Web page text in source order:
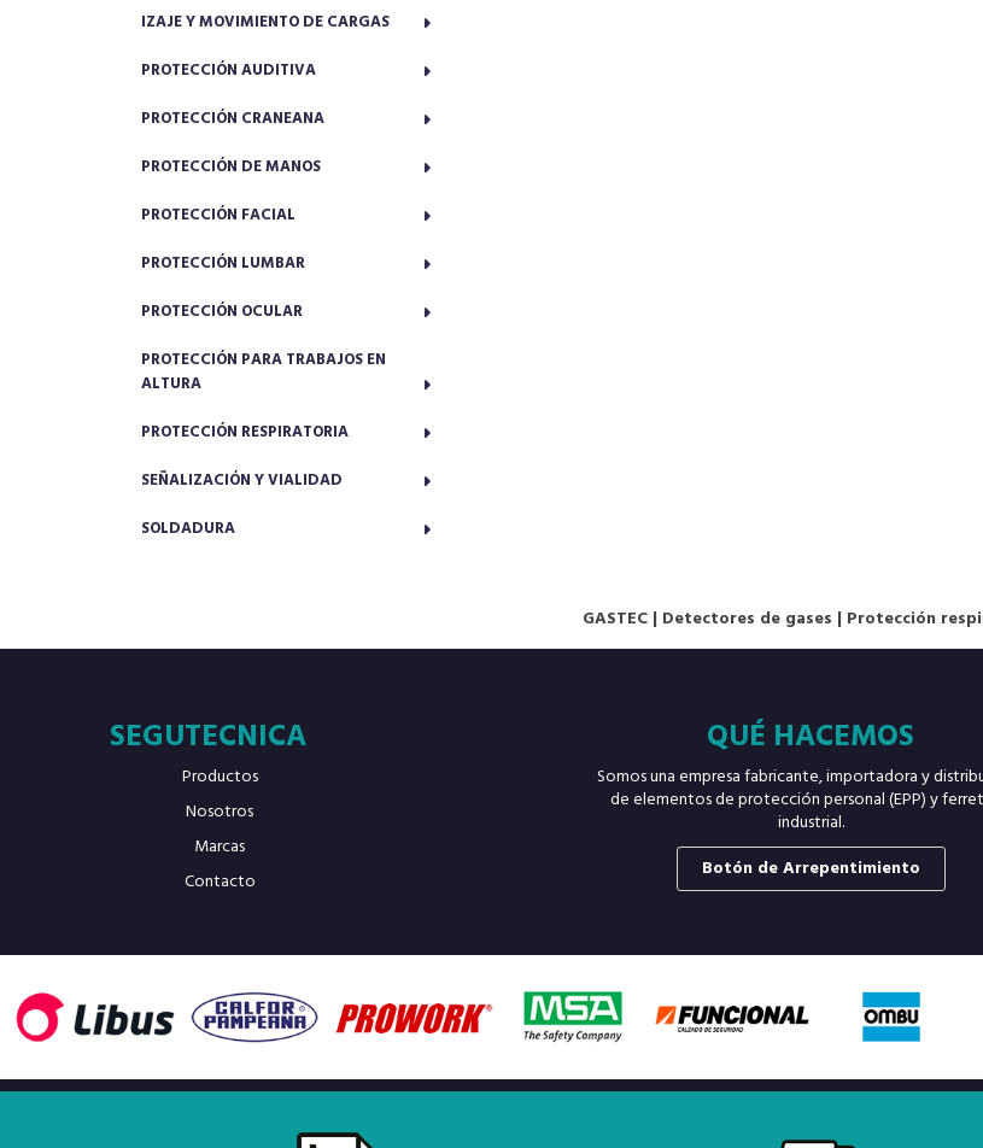
IZAJE Y MOVIMIENTO DE CARGAS
PROTECCIÓN AUDITIVA
PROTECCIÓN CRANEANA
PROTECCIÓN DE MANOS
PROTECCIÓN FACIAL
PROTECCIÓN LUMBAR
PROTECCIÓN OCULAR
PROTECCIÓN PARA TRABAJOS EN
ALTURA
PROTECCIÓN RESPIRATORIA
SEÑALIZACIÓN Y VIALIDAD
SOLDADURA
GASTEC| Detectores de gases | Protección
SEGUTECNICA
Productos
Nosotros
Marcas
Contacto
QUÉ HACEMOS
Somos una empresa fabricante, importadora y
de elementos de protección personal (EPP) y
industrial.
Botón de Arrepentimiento